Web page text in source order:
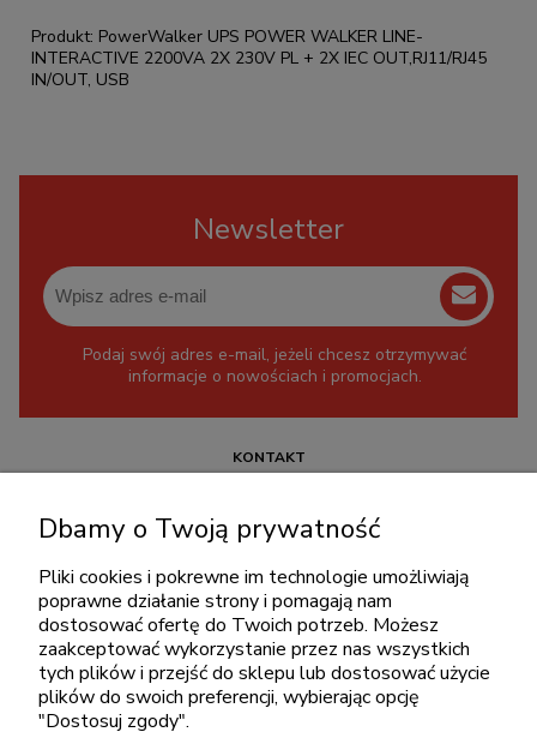
Produkt: PowerWalker UPS POWER WALKER LINE-
INTERACTIVE 2200VA 2X 230V PL + 2X IEC OUT,RJ11/RJ45
IN/OUT, USB
Newsletter
Podaj swój adres e-mail, jeżeli chcesz otrzymywać
informacje o nowościach i promocjach.
KONTAKT
pon.-piąt.: 08:00-16:00
sklep@cebit.pl
ZAKUPY
Dbamy o Twoją prywatność
Pliki cookies i pokrewne im technologie umożliwiają
poprawne działanie strony i pomagają nam
dostosować ofertę do Twoich potrzeb. Możesz
zaakceptować wykorzystanie przez nas wszystkich
tych plików i przejść do sklepu lub dostosować użycie
plików do swoich preferencji, wybierając opcję
"Dostosuj zgody".